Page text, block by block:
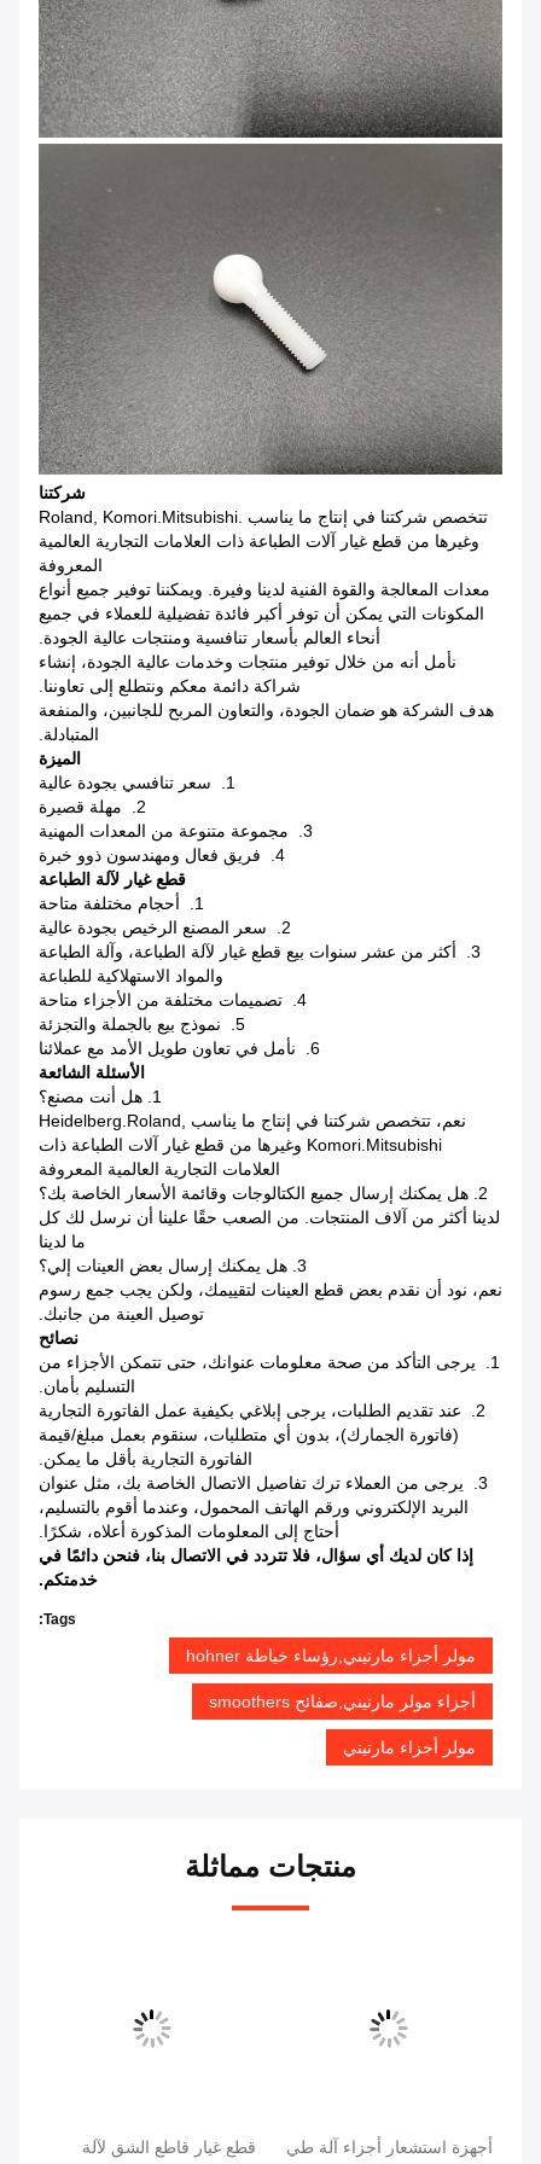
شركتنا
تتخصص شركتنا في إنتاج ما يناسب .Roland, Komori.Mitsubishi
وغيرها من قطع غيار آلات الطباعة ذات العلامات التجارية العالمية
المعروفة
معدات المعالجة والقوة الفنية لدينا وفيرة. ويمكننا توفير جميع أنواع
المكونات التي يمكن أن توفر أكبر فائدة تفضيلية للعملاء في جميع
أنحاء العالم بأسعار تنافسية ومنتجات عالية الجودة.
نأمل أنه من خلال توفير منتجات وخدمات عالية الجودة، إنشاء
شراكة دائمة معكم ونتطلع إلى تعاوننا.
هدف الشركة هو ضمان الجودة، والتعاون المربح للجانبين، والمنفعة
المتبادلة.
الميزة
1. سعر تنافسي بجودة عالية
2. مهلة قصيرة
3. مجموعة متنوعة من المعدات المهنية
4. فريق فعال ومهندسون ذوو خبرة
قطع غيار لآلة الطباعة
1. أحجام مختلفة متاحة
2. سعر المصنع الرخيص بجودة عالية
3. أكثر من عشر سنوات بيع قطع غيار لآلة الطباعة، وآلة الطباعة
والمواد الاستهلاكية للطباعة
4. تصميمات مختلفة من الأجزاء متاحة
5. نموذج بيع بالجملة والتجزئة
6. نأمل في تعاون طويل الأمد مع عملائنا
الأسئلة الشائعة
1. هل أنت مصنع؟
نعم، تتخصص شركتنا في إنتاج ما يناسب Heidelberg.Roland,
Komori.Mitsubishi وغيرها من قطع غيار آلات الطباعة ذات
العلامات التجارية العالمية المعروفة
2. هل يمكنك إرسال جميع الكتالوجات وقائمة الأسعار الخاصة بك؟
لدينا أكثر من آلاف المنتجات. من الصعب حقًا علينا أن نرسل لك كل
ما لدينا
3. هل يمكنك إرسال بعض العينات إلي؟
نعم، نود أن نقدم بعض قطع العينات لتقييمك، ولكن يجب جمع رسوم
توصيل العينة من جانبك.
نصائح
1. يرجى التأكد من صحة معلومات عنوانك، حتى تتمكن الأجزاء من
التسليم بأمان.
2. عند تقديم الطلبات، يرجى إبلاغي بكيفية عمل الفاتورة التجارية
(فاتورة الجمارك)، بدون أي متطلبات، سنقوم بعمل مبلغ/قيمة
الفاتورة التجارية بأقل ما يمكن.
3. يرجى من العملاء ترك تفاصيل الاتصال الخاصة بك، مثل عنوان
البريد الإلكتروني ورقم الهاتف المحمول، وعندما أقوم بالتسليم،
أحتاج إلى المعلومات المذكورة أعلاه، شكرًا.
إذا كان لديك أي سؤال، فلا تتردد في الاتصال بنا، فنحن دائمًا في
خدمتكم.
Tags:
مولر أجزاء مارتيني,رؤساء خياطة hohner
أجزاء مولر مارتيني,صفائح smoothers
مولر أجزاء مارتيني
منتجات مماثلة
أجهزة استشعار أجزاء آلة طي
قطع غيار قاطع الشق لآلة